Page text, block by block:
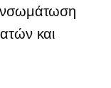
και